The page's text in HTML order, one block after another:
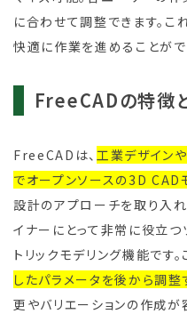
に合わせて調整できます。こ
快適に作業を進めることがで
FreeCADの特徴
FreeCADは、 工業デザイン
でオープンソースの3D CAD
設計のアプローチを取り入
イナーにとって非常に役立つ
トリックモデリング機能です。
したパラメータを後から調
更やバリエーションの作成が